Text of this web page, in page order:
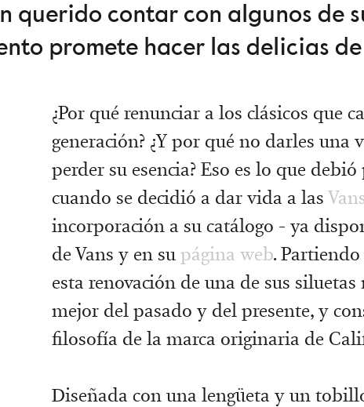
querido contar con algunos de
promete hacer las delicias
¿Por qué renunciar a los clásicos que
generación? ¿Y por qué no darles
perder su esencia? Eso es lo que
cuando se decidió a dar vida a las
incorporación a su catálogo - ya
de Vans y en su página web.
esta renovación de una de sus
mejor del pasado y del presente, y
filosofía de la marca originaria de
Diseñada con una lengüeta y un